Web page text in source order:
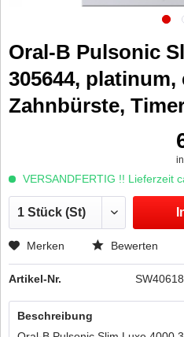
Oral-B Pulsonic
305644,
Zahnbürste,
VERSANDFERTIG !! Lieferzeit
Merken Bewerten
Artikel-Nr.
Beschreibung